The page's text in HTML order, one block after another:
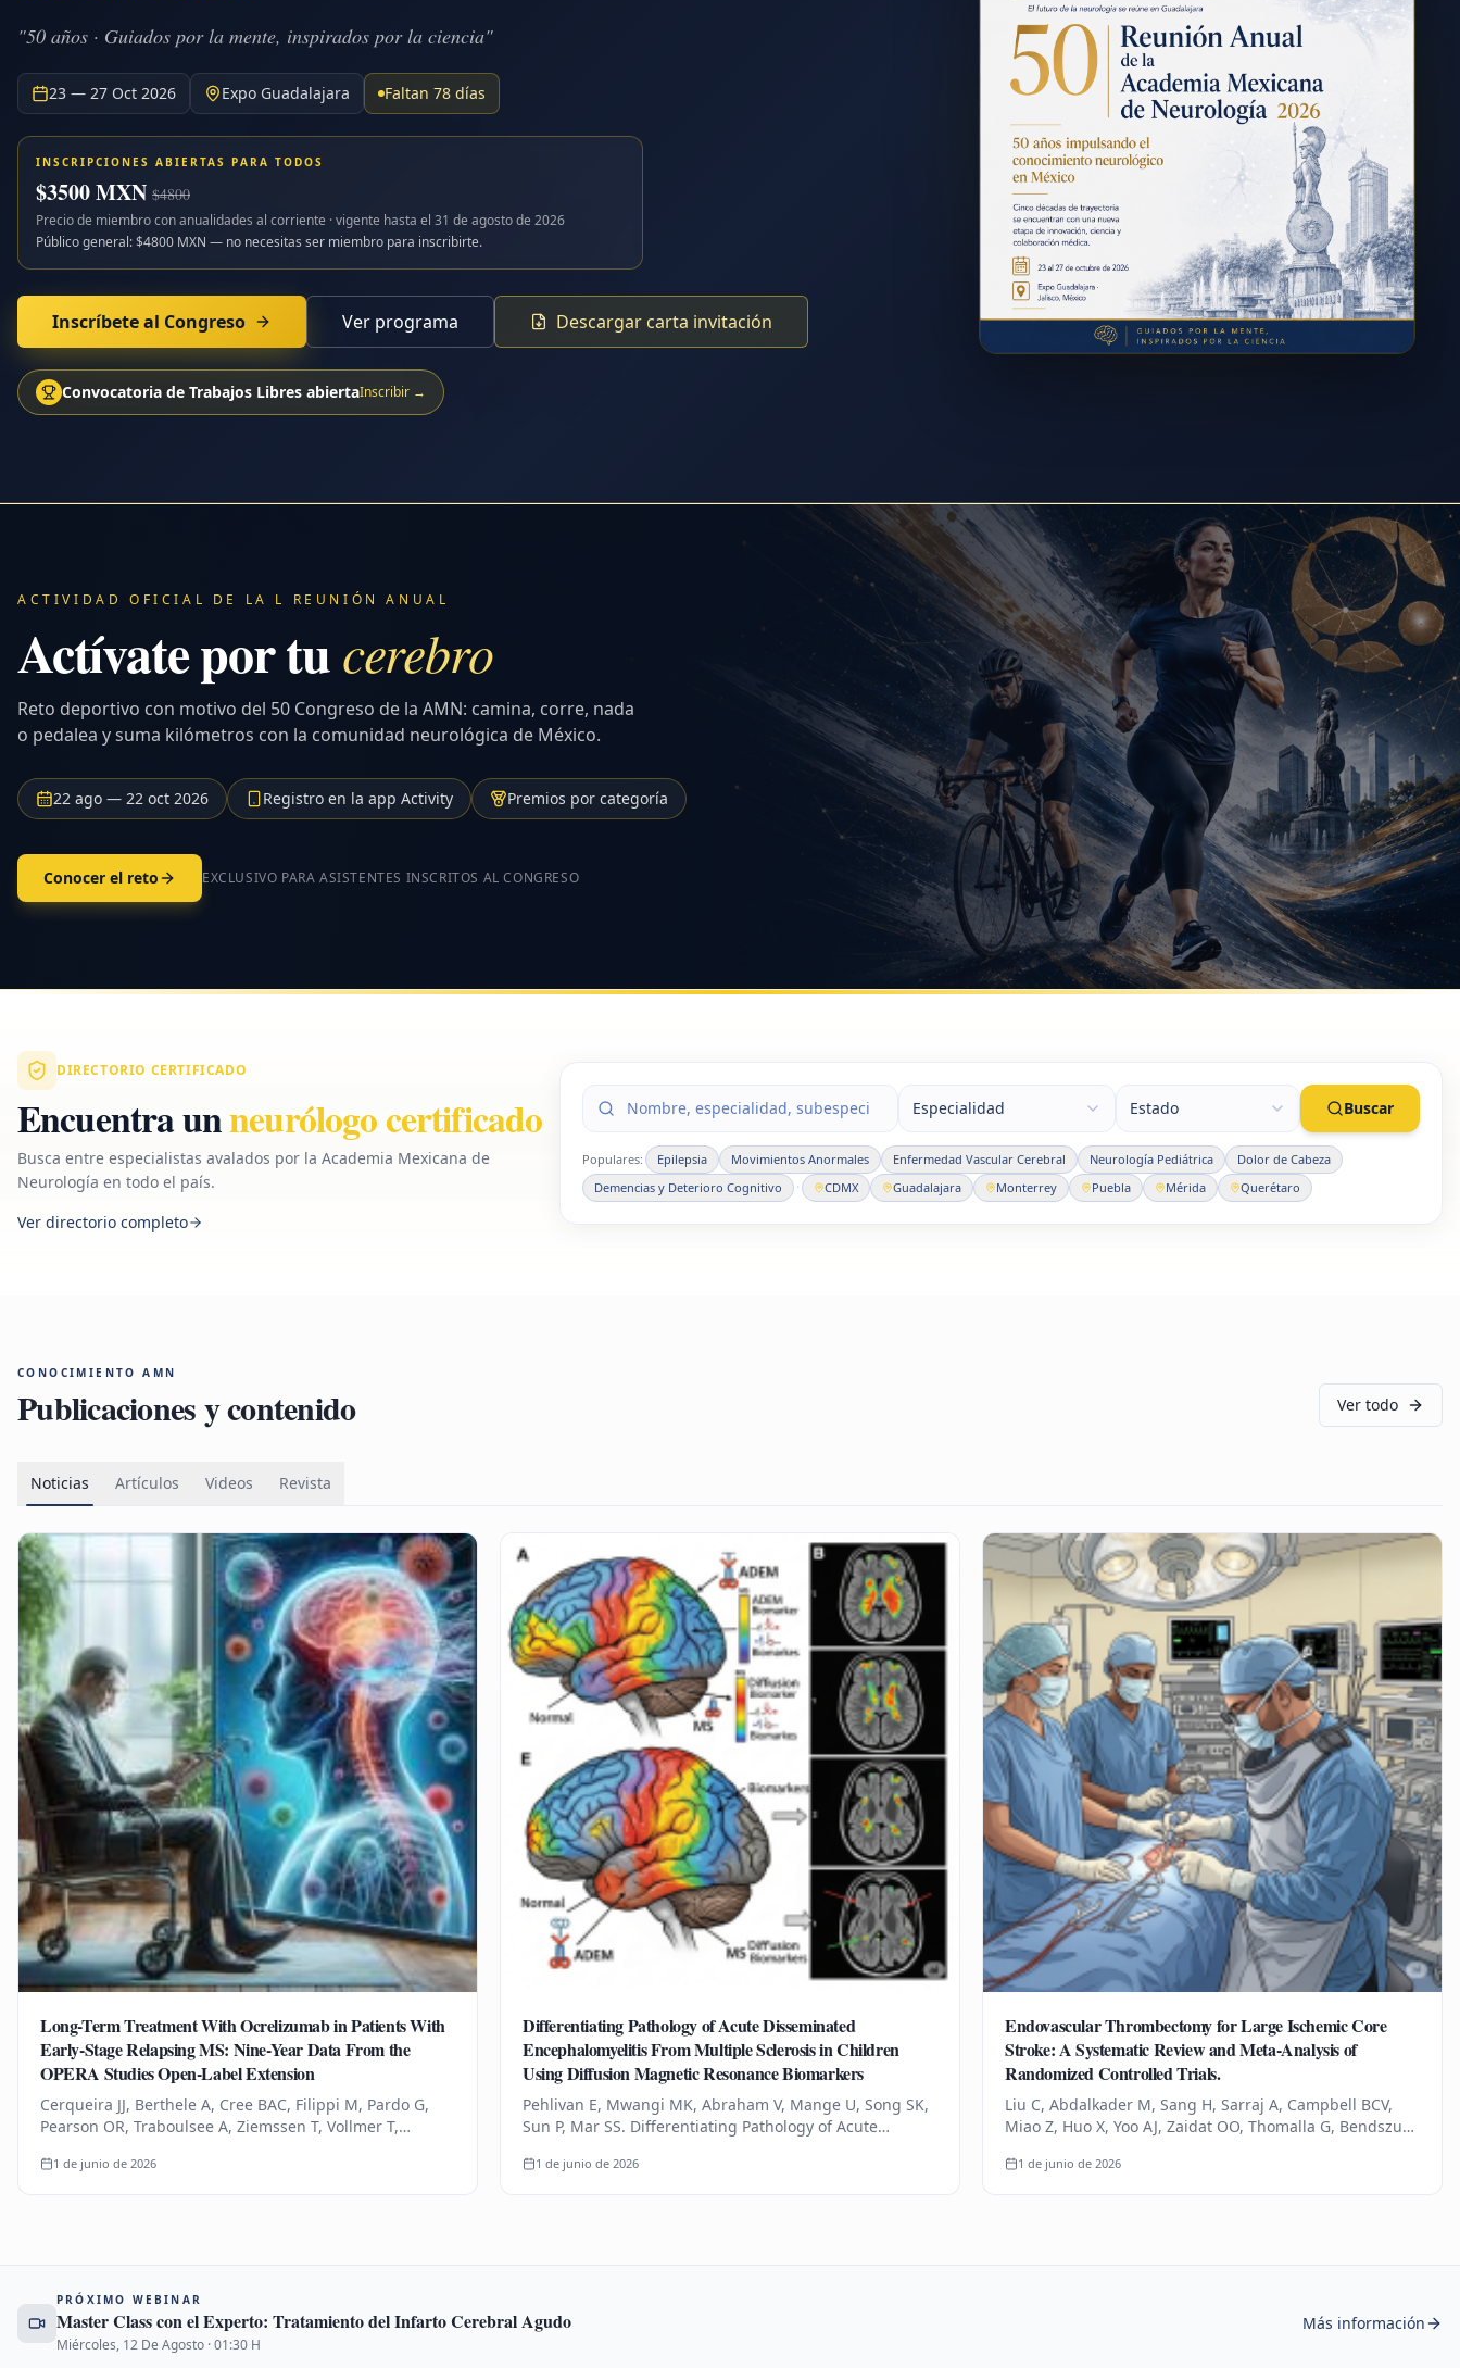
"50 años · Guiados por la mente, inspirados por la ciencia"
23 — 27 Oct 2026 Expo Guadalajara Faltan 78 días
INSCRIPCIONES ABIERTAS PARA TODOS
$3500MXN $4800
Precio de miembro con anualidades al corriente · vigente hasta el 31 de agosto de 2026
Público general: $4800 MXN — no necesitas ser miembro para inscribirte.
Inscríbete al Congreso Ver programa Descargar carta invitación
Convocatoria de Trabajos Libres abiertaInscribir →
ACTIVIDAD OFICIAL DE LA L REUNIÓN ANUAL
Actívate por tucerebro
Reto deportivo con motivo del 50 Congreso de la AMN: camina, corre, nada
o pedalea y suma kilómetros con la comunidad neurológica de México.
22 ago — 22 oct 2026 Registro en la app Activity Premios por categoría
Conocer el reto EXCLUSIVO PARA ASISTENTES INSCRITOS AL CONGRESO
DIRECTORIO CERTIFICADO
Encuentra unneurólogo certificado
Busca entre especialistas avalados por la Academia Mexicana de
Neurología en todo el país.
Ver directorio completo
Especialidad Estado Buscar
Populares: Epilepsia Movimientos Anormales Enfermedad Vascular Cerebral Neurología Pediátrica
Dolor de Cabeza
Demencias y Deterioro Cognitivo
· CDMX Guadalajara Monterrey Puebla Mérida Querétaro
CONOCIMIENTO AMN
Publicaciones y contenido Ver todo
Noticias Artículos Videos Revista
Long-Term Treatment With Ocrelizumab in Patients With
Early-Stage Relapsing MS: Nine-Year Data From the
OPERA Studies Open-Label Extension
Cerqueira JJ, Berthele A, Cree BAC, Filippi M, Pardo G,
Pearson OR, Traboulsee A, Ziemssen T, Vollmer T,
Schneble HM, Thanei…
1 de junio de 2026
Differentiating Pathology of Acute Disseminated
Encephalomyelitis From Multiple Sclerosis in Children
Using Diffusion Magnetic Resonance Biomarkers
Pehlivan E, Mwangi MK, Abraham V, Mange U, Song SK,
Sun P, Mar SS. Differentiating Pathology of Acute
in Children Using…
1 de junio de 2026
Endovascular Thrombectomy for Large Ischemic Core
Stroke: A Systematic Review and Meta-Analysis of
Randomized Controlled Trials.
Liu C, Abdalkader M, Sang H, Sarraj A, Campbell BCV,
Miao Z, Huo X, Yoo AJ, Zaidat OO, Thomalla G, Bendszus
S, Sun D,…
1 de junio de 2026
PRÓXIMO WEBINAR
Master Class con el Experto: Tratamiento del Infarto Cerebral Agudo
Miércoles, 12 De Agosto ·01:30 H
Más información